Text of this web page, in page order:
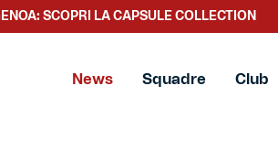
SCOPRI LA CAPSULE COLLECTION
News Squadre Club